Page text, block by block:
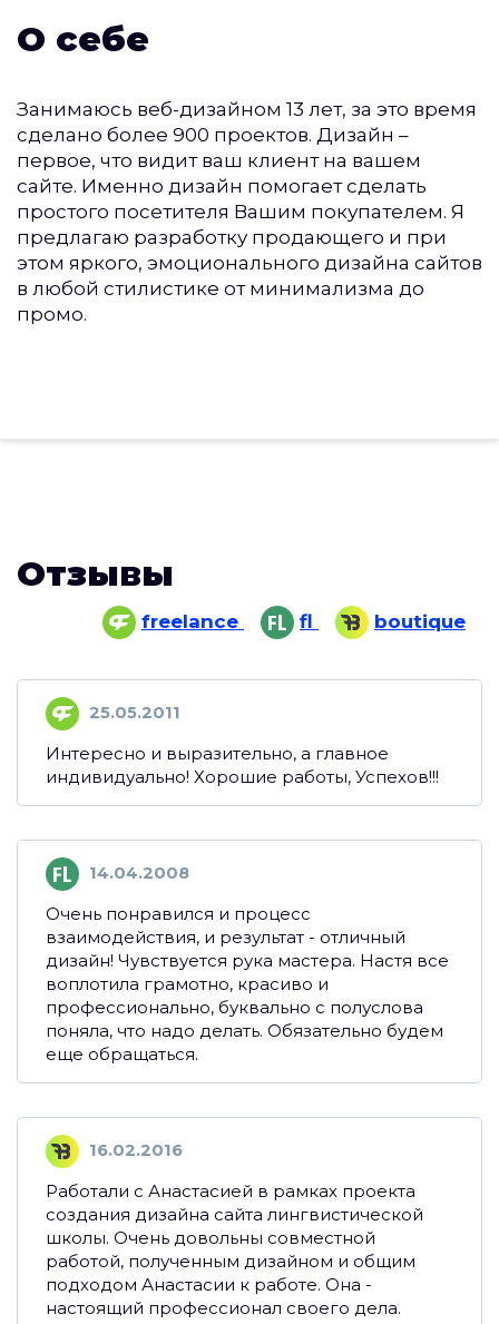
О себе
Занимаюсь веб-дизайном 13 лет, за это время
сделано более 900 проектов. Дизайн –
первое, что видит ваш клиент на вашем
сайте. Именно дизайн помогает сделать
простого посетителя Вашим покупателем. Я
предлагаю разработку продающего и при
этом яркого, эмоционального дизайна сайтов
в любой стилистике от минимализма до
промо.
Отзывы
freelance fl boutique
25.05.2011
Интересно и выразительно, а главное
индивидуально! Хорошие работы, Успехов!!!
14.04.2008
Очень понравился и процесс
взаимодействия, и результат - отличный
дизайн! Чувствуется рука мастера. Настя все
воплотила грамотно, красиво и
профессионально, буквально с полуслова
поняла, что надо делать. Обязательно будем
еще обращаться.
16.02.2016
Работали с Анастасией в рамках проекта
создания дизайна сайта лингвистической
школы. Очень довольны совместной
работой, полученным дизайном и общим
подходом Анастасии к работе. Она -
настоящий профессионал своего дела.